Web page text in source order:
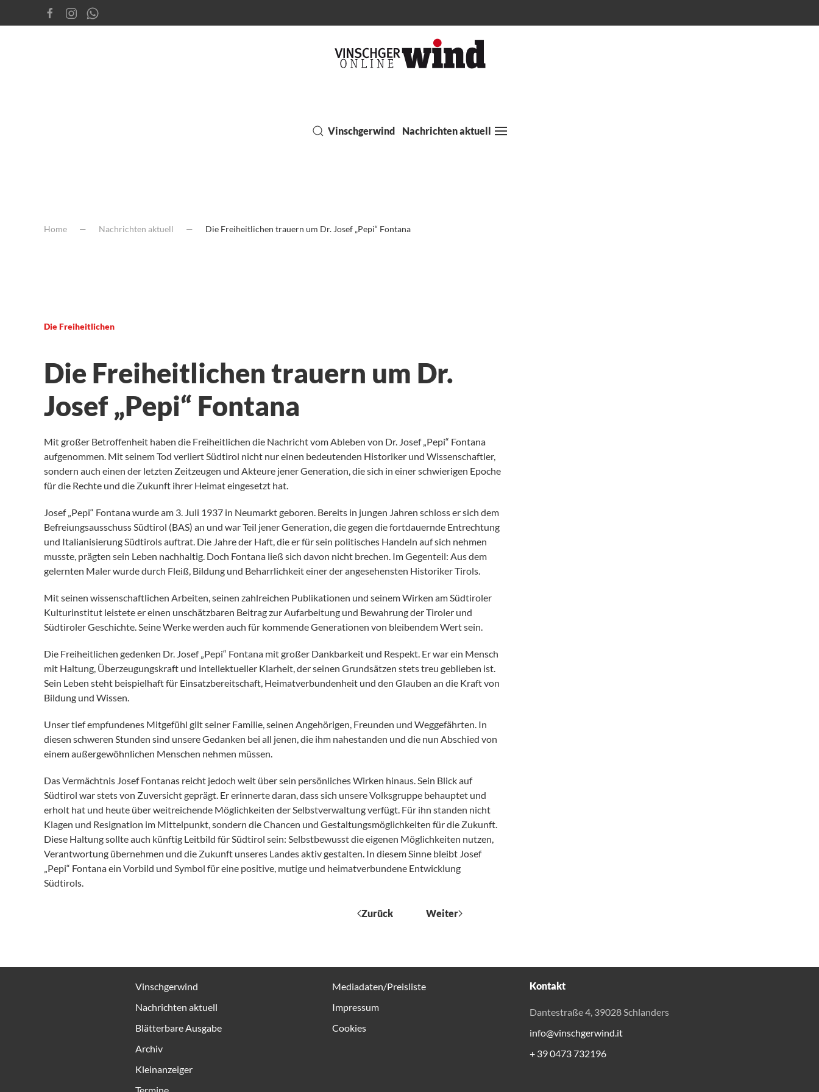
Vinschgerwind Nachrichten aktuell
Home Nachrichten aktuell Die Freiheitlichen trauern um Dr. Josef „Pepi“ Fontana
Die Freiheitlichen
Die Freiheitlichen trauern um Dr.
Josef „Pepi“ Fontana
Mit großer Betroffenheit haben die Freiheitlichen die Nachricht vom Ableben von Dr. Josef „Pepi“ Fontana
aufgenommen. Mit seinem Tod verliert Südtirol nicht nur einen bedeutenden Historiker und Wissenschaftler,
sondern auch einen der letzten Zeitzeugen und Akteure jener Generation, die sich in einer schwierigen Epoche
für die Rechte und die Zukunft ihrer Heimat eingesetzt hat.
Josef „Pepi“ Fontana wurde am 3. Juli 1937 in Neumarkt geboren. Bereits in jungen Jahren schloss er sich dem
Befreiungsausschuss Südtirol (BAS) an und war Teil jener Generation, die gegen die fortdauernde Entrechtung
und Italianisierung Südtirols auftrat. Die Jahre der Haft, die er für sein politisches Handeln auf sich nehmen
musste, prägten sein Leben nachhaltig. Doch Fontana ließ sich davon nicht brechen. Im Gegenteil: Aus dem
gelernten Maler wurde durch Fleiß, Bildung und Beharrlichkeit einer der angesehensten Historiker Tirols.
Mit seinen wissenschaftlichen Arbeiten, seinen zahlreichen Publikationen und seinem Wirken am Südtiroler
Kulturinstitut leistete er einen unschätzbaren Beitrag zur Aufarbeitung und Bewahrung der Tiroler und
Südtiroler Geschichte. Seine Werke werden auch für kommende Generationen von bleibendem Wert sein.
Die Freiheitlichen gedenken Dr. Josef „Pepi“ Fontana mit großer Dankbarkeit und Respekt. Er war ein Mensch
mit Haltung, Überzeugungskraft und intellektueller Klarheit, der seinen Grundsätzen stets treu geblieben ist.
Sein Leben steht beispielhaft für Einsatzbereitschaft, Heimatverbundenheit und den Glauben an die Kraft von
Bildung und Wissen.
Unser tief empfundenes Mitgefühl gilt seiner Familie, seinen Angehörigen, Freunden und Weggefährten. In
diesen schweren Stunden sind unsere Gedanken bei all jenen, die ihm nahestanden und die nun Abschied von
einem außergewöhnlichen Menschen nehmen müssen.
Das Vermächtnis Josef Fontanas reicht jedoch weit über sein persönliches Wirken hinaus. Sein Blick auf
Südtirol war stets von Zuversicht geprägt. Er erinnerte daran, dass sich unsere Volksgruppe behauptet und
erholt hat und heute über weitreichende Möglichkeiten der Selbstverwaltung verfügt. Für ihn standen nicht
Klagen und Resignation im Mittelpunkt, sondern die Chancen und Gestaltungsmöglichkeiten für die Zukunft.
Diese Haltung sollte auch künftig Leitbild für Südtirol sein: Selbstbewusst die eigenen Möglichkeiten nutzen,
Verantwortung übernehmen und die Zukunft unseres Landes aktiv gestalten. In diesem Sinne bleibt Josef
„Pepi“ Fontana ein Vorbild und Symbol für eine positive, mutige und heimatverbundene Entwicklung
Südtirols.
Zurück Weiter
Vinschgerwind
Nachrichten aktuell
Blätterbare Ausgabe
Archiv
Kleinanzeiger
Mediadaten/Preisliste
Impressum
Cookies
Kontakt
Dantestraße 4, 39028 Schlanders
info@vinschgerwind.it
+ 39 0473 732196